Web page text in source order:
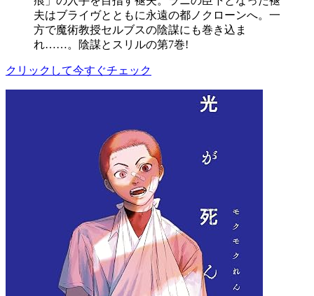
夫はブライヴとともに永遠の都ノクローンへ。一
方で魔術教授セルブスの陰謀にも巻き込ま
れ……。陰謀とスリルの第7巻!
クリックして今すぐチェック